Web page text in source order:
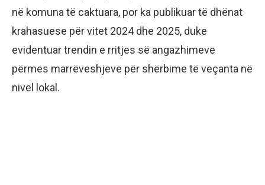
në komuna të caktuara, por ka publikuar të dhënat
krahasuese për vitet 2024 dhe 2025, duke
evidentuar trendin e rritjes së angazhimeve
përmes marrëveshjeve për shërbime të veçanta në
nivel lokal.